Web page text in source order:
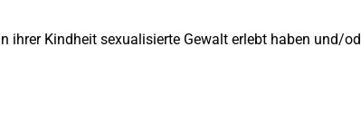
ihrer Kindheit sexualisierte Gewalt erlebt haben und/